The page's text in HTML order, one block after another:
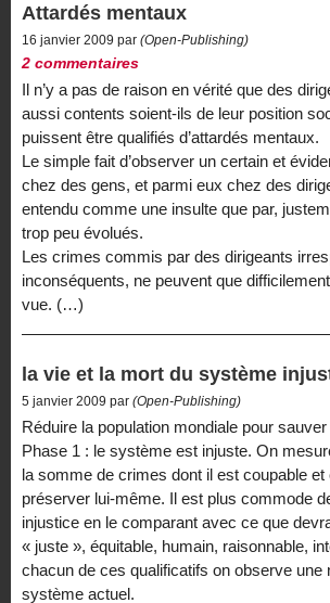
Attardés mentaux
16 janvier 2009 par (Open-Publishing)
2 commentaires
Il n’y a pas de raison en vérité que des
aussi contents soient-ils de leur position
puissent être qualifiés d’attardés mentaux.
Le simple fait d’observer un certain et
chez des gens, et parmi eux chez des
entendu comme une insulte que par,
trop peu évolués.
Les crimes commis par des dirigeants
inconséquents, ne peuvent que
vue. (…)
la vie et la mort du système
5 janvier 2009 par (Open-Publishing)
Réduire la population mondiale pour
Phase 1 : le système est injuste. On
la somme de crimes dont il est coupable et
préserver lui-même. Il est plus commode
injustice en le comparant avec ce que
« juste », équitable, humain, raisonnable,
chacun de ces qualificatifs on observe une
système actuel.